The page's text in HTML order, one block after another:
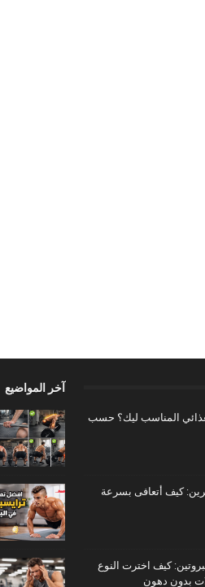
المناسب ليك؟ حسب
كيف أتعافى بسرعة
كيف اخترت النوع
بدون دهون
آخر المواضيع